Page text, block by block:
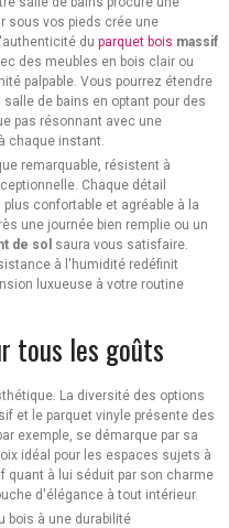
sous vos pieds crée une
du parquet bois massif
des meubles en bois clair ou
palpable. Vous pourrez étendre
de bains en optant pour des
pas résonnant avec une
chaque instant.
remarquable, résistent à
Chaque détail
confortable et agréable à la
une journée bien remplie ou un
de sol saura vous satisfaire.
à l'humidité redéfinit
luxueuse à votre routine
tous les goûts
La diversité des options
et le parquet vinyle présente des
exemple, se démarque par sa
idéal pour les espaces sujets à
quant à lui séduit par son charme
d'élégance à tout intérieur.
bois à une durabilité